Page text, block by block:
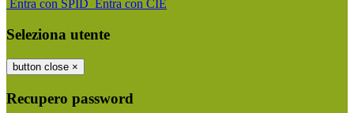
Entra con SPID Entra con CIE
Seleziona utente
button close ×
Recupero password